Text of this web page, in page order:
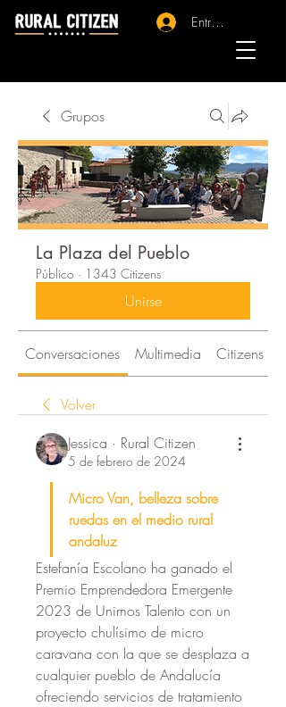
Entrar - Registro
Grupos
La Plaza del Pueblo
Público · 1343 Citizens
Unirse
Conversaciones Multimedia Citizens
Volver
Jessica · Rural Citizen
5 de febrero de 2024
Micro Van, belleza sobre
ruedas en el medio rural
andaluz
Estefanía Escolano ha ganado el
Premio Emprendedora Emergente
2023 de Unimos Talento con un
proyecto chulísimo de micro
caravana con la que se desplaza a
cualquier pueblo de Andalucía
ofreciendo servicios de tratamiento